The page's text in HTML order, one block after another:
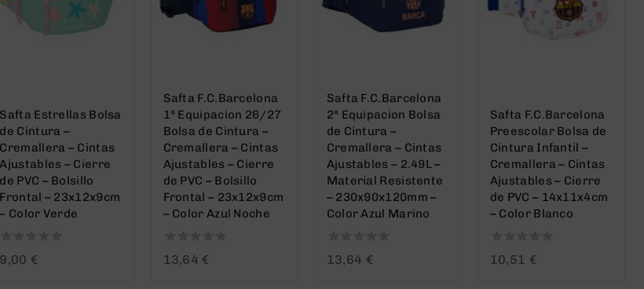
Safta Estrellas Bolsa
de Cintura –
Cremallera – Cintas
Ajustables – Cierre
de PVC – Bolsillo
Frontal – 23x12x9cm
– Color Verde
0
9,00 €
Safta F.C.Barcelona
1ª Equipacion 26/27
Bolsa de Cintura –
Cremallera – Cintas
Ajustables – Cierre
de PVC – Bolsillo
Frontal – 23x12x9cm
– Color Azul Noche
013,64 €
Safta F.C.Barcelona
2ª Equipacion Bolsa
de Cintura –
Cremallera – Cintas
Ajustables – 2.49L –
Material Resistente
– 230x90x120mm –
Color Azul Marino
013,64 €
Safta F.C.Barcelona
Preescolar Bolsa de
Cintura Infantil –
Cremallera – Cintas
Ajustables – Cierre
de PVC – 14x11x4cm
– Color Blanco
010,51 €